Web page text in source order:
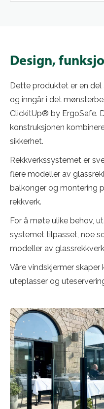
Design,
Dette produktet er en
og inngår i det
ClickitUp® by ErgoSafe.
konstruksjonen
sikkerhet.
Rekkverkssystemet er
flere modeller av
balkonger og montering
rekkverk.
For å møte ulike behov,
systemet tilpasset, noe
modeller av
Våre vindskjermer
uteplasser og